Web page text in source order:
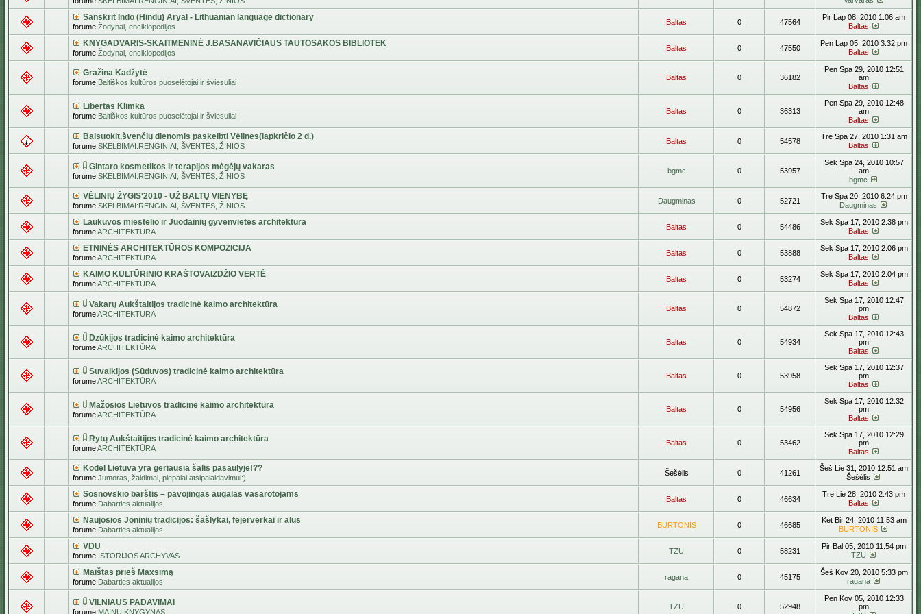
Sanskrit Indo (Hindu) Aryal - Lithuanian language dictionary
forume Žodynai, enciklopedijos
Baltas 0 47564
Pir Lap 08, 2010 1:06 am
Baltas
KNYGADVARIS-SKAITMENINĖ J.BASANAVIČIAUS TAUTOSAKOS BIBLIOTEK
forume Žodynai, enciklopedijos
Baltas 0 47550
Pen Lap 05, 2010 3:32 pm
Baltas
Gražina Kadžytė
forume Baltiškos kultūros puoselėtojai ir šviesuliai
Baltas 0 36182
Pen Spa 29, 2010 12:51
am
Baltas
Libertas Klimka
forume Baltiškos kultūros puoselėtojai ir šviesuliai
Baltas 0 36313
Pen Spa 29, 2010 12:48
am
Baltas
Balsuokit.švenčių dienomis paskelbti Vėlines(lapkričio 2 d.)
forume SKELBIMAI:RENGINIAI, ŠVENTĖS, ŽINIOS
Baltas 0 54578
Tre Spa 27, 2010 1:31 am
Baltas
Gintaro kosmetikos ir terapijos mėgėjų vakaras
forume SKELBIMAI:RENGINIAI, ŠVENTĖS, ŽINIOS
bgmc 0 53957
Sek Spa 24, 2010 10:57
am
bgmc
VĖLINIŲ ŽYGIS'2010 - UŽ BALTŲ VIENYBĘ
forume SKELBIMAI:RENGINIAI, ŠVENTĖS, ŽINIOS
Daugminas 0 52721
Tre Spa 20, 2010 6:24 pm
Daugminas
Laukuvos miestelio ir Juodainių gyvenvietės architektūra
forumeARCHITEKTŪRA
Baltas 0 54486
Sek Spa 17, 2010 2:38 pm
Baltas
ETNINĖS ARCHITEKTŪROS KOMPOZICIJA
forumeARCHITEKTŪRA
Baltas 0 53888
Sek Spa 17, 2010 2:06 pm
Baltas
KAIMO KULTŪRINIO KRAŠTOVAIZDŽIO VERTĖ
forumeARCHITEKTŪRA
Baltas 0 53274
Sek Spa 17, 2010 2:04 pm
Baltas
Vakarų Aukštaitijos tradicinė kaimo architektūra
forumeARCHITEKTŪRA
Baltas 0 54872
Sek Spa 17, 2010 12:47
pm
Baltas
Dzūkijos tradicinė kaimo architektūra
forumeARCHITEKTŪRA
Baltas 0 54934
Sek Spa 17, 2010 12:43
pm
Baltas
Suvalkijos (Sūduvos) tradicinė kaimo architektūra
forumeARCHITEKTŪRA
Baltas 0 53958
Sek Spa 17, 2010 12:37
pm
Baltas
Mažosios Lietuvos tradicinė kaimo architektūra
forumeARCHITEKTŪRA
Baltas 0 54956
Sek Spa 17, 2010 12:32
pm
Baltas
Rytų Aukštaitijos tradicinė kaimo architektūra
forumeARCHITEKTŪRA
Baltas 0 53462
Sek Spa 17, 2010 12:29
pm
Baltas
Kodėl Lietuva yra geriausia šalis pasaulyje!??
forume Jumoras, žaidimai, plepalai atsipalaidavimui:)
Šešėlis 0 41261
Šeš Lie 31, 2010 12:51 am
Šešėlis
Sosnovskio barštis – pavojingas augalas vasarotojams
forume Dabarties aktualijos
Baltas 0 46634
Tre Lie 28, 2010 2:43 pm
Baltas
Naujosios Joninių tradicijos: šašlykai, fejerverkai ir alus
forume Dabarties aktualijos
BURTONIS 0 46685
Ket Bir 24, 2010 11:53 am
BURTONIS
VDU
forume ISTORIJOS ARCHYVAS
TZU 0 58231
Pir Bal 05, 2010 11:54 pm
TZU
Maištas prieš Maxsimą
forume Dabarties aktualijos
ragana 0 45175
Šeš Kov 20, 2010 5:33 pm
ragana
VILNIAUS PADAVIMAI
forume MAINŲ KNYGYNAS
TZU 0 52948
Pen Kov 05, 2010 12:33
pm